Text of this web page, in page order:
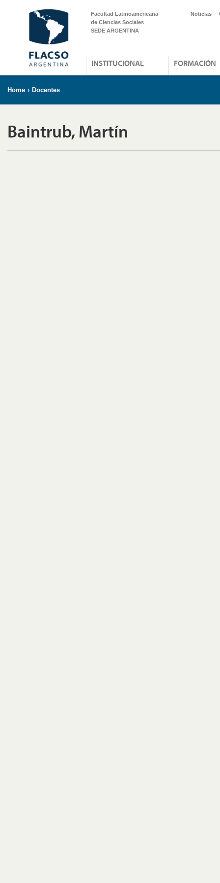
Facultad Latinoamericana
de Ciencias Sociales
SEDE ARGENTINA
Noticias
INSTITUCIONAL FORMACIÓN
Home › Docentes
Baintrub, Martín